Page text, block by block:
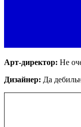
Арт-директор: Не
Дизайнер: Да